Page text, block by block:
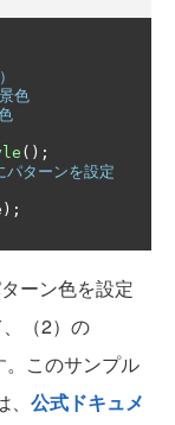
色
();
ターンを設定
);
ーン色を設定
（2）の
このサンプル
公式ドキュメ